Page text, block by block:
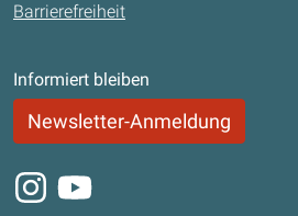
Barrierefreiheit
Informiert bleiben
Newsletter-Anmeldung
Instagram
Youtube